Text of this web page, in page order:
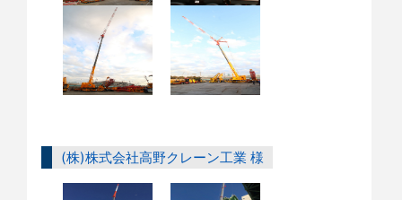
(株)株式会社高野クレーン工業 様